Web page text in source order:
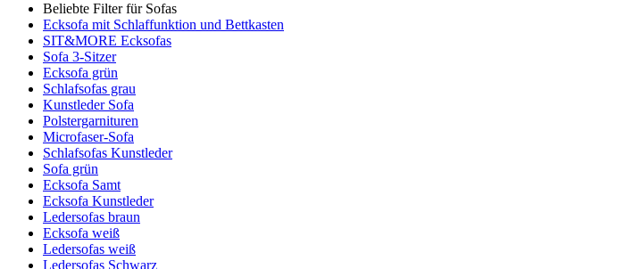
Beliebte Filter für Sofas
Ecksofa mit Schlaffunktion und Bettkasten
SIT&MORE Ecksofas
Sofa 3-Sitzer
Ecksofa grün
Schlafsofas grau
Kunstleder Sofa
Polstergarnituren
Microfaser-Sofa
Schlafsofas Kunstleder
Sofa grün
Ecksofa Samt
Ecksofa Kunstleder
Ledersofas braun
Ecksofa weiß
Ledersofas weiß
Ledersofas Schwarz